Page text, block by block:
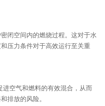
闭空间内的燃烧过程。这对于水
压力条件对于高效运行至关重
空气和燃料的有效混合，从而
排放的风险。